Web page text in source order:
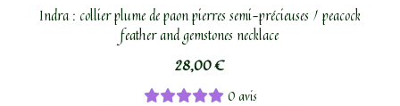
Indra : collier plume de paon pierres semi-précieuses / peacock
feather and gemstones necklace
28,00€
0 avis